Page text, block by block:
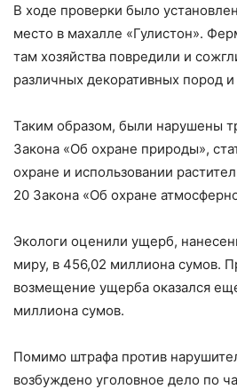
В ходе проверки было
место в махалле «Гулистон».
там хозяйства повредили и
различных декоративных пород и
Таким образом, были нарушены
Закона «Об охране природы»,
охране и использовании
20 Закона «Об охране
Экологи оценили ущерб,
миру, в 456,02 миллиона сумов.
возмещение ущерба оказался
миллиона сумов.
Помимо штрафа против
возбуждено уголовное дело по